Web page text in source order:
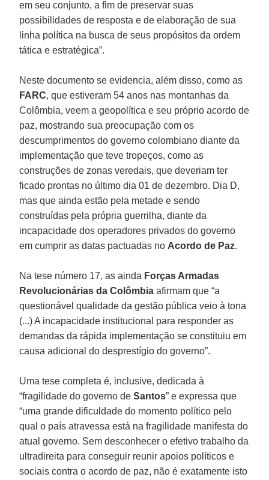
em seu conjunto, a fim de preservar suas
possibilidades de resposta e de elaboração de sua
linha política na busca de seus propósitos da ordem
tática e estratégica”.
Neste documento se evidencia, além disso, como as
FARC, que estiveram 54 anos nas montanhas da
Colômbia, veem a geopolítica e seu próprio acordo de
paz, mostrando sua preocupação com os
descumprimentos do governo colombiano diante da
implementação que teve tropeços, como as
construções de zonas veredais, que deveriam ter
ficado prontas no último dia 01 de dezembro. Dia D,
mas que ainda estão pela metade e sendo
construídas pela própria guerrilha, diante da
incapacidade dos operadores privados do governo
em cumprir as datas pactuadas no Acordo de Paz.
Na tese número 17, as ainda Forças Armadas
Revolucionárias da Colômbia afirmam que “a
questionável qualidade da gestão pública veio à tona
(...) A incapacidade institucional para responder as
demandas da rápida implementação se constituiu em
causa adicional do desprestígio do governo”.
Uma tese completa é, inclusive, dedicada à
“fragilidade do governo deSantos” e expressa que
“uma grande dificuldade do momento político pelo
qual o país atravessa está na fragilidade manifesta do
atual governo. Sem desconhecer o efetivo trabalho da
ultradireita para conseguir reunir apoios políticos e
sociais contra o acordo de paz, não é exatamente isto